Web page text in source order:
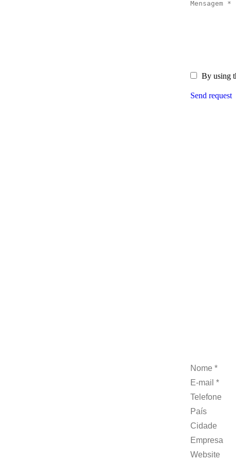
Mensagem *
By using
Send request
Nome *
E-mail *
Telefone
País
Cidade
Empresa
Website